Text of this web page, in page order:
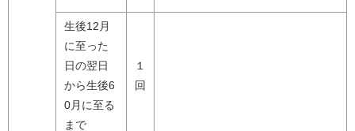
生後12月
に至った
日の翌日
から生後6
0月に至る
まで
１
回